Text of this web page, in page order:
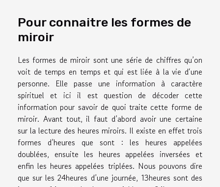
Pour connaitre les formes de
miroir
Les formes de miroir sont une série de chiffres qu’on
voit de temps en temps et qui est liée à la vie d‘une
personne. Elle passe une information à caractère
spirituel et ici il est question de décoder cette
information pour savoir de quoi traite cette forme de
miroir. Avant tout, il faut d’abord avoir une certaine
sur la lecture des heures miroirs. Il existe en effet trois
formes d’heures que sont : les heures appelées
doublées, ensuite les heures appelées inversées et
enfin les heures appelées triplées. Nous pouvons dire
que sur les 24heures d’une journée, 13heures sont des